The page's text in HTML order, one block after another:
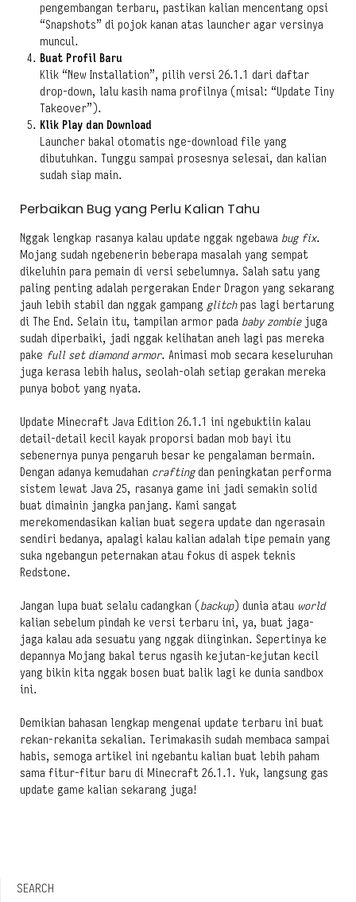
pengembangan terbaru, pastikan kalian mencentang opsi
“Snapshots” di pojok kanan atas launcher agar versinya
muncul.
Buat Profil Baru
Klik “New Installation”, pilih versi 26.1.1 dari daftar
drop-down, lalu kasih nama profilnya (misal: “Update Tiny
Takeover”).
Klik Play dan Download
Launcher bakal otomatis nge-download file yang
dibutuhkan. Tunggu sampai prosesnya selesai, dan kalian
sudah siap main.
Perbaikan Bug yang Perlu Kalian Tahu
Nggak lengkap rasanya kalau update nggak ngebawa bug fix.
Mojang sudah ngebenerin beberapa masalah yang sempat
dikeluhin para pemain di versi sebelumnya. Salah satu yang
paling penting adalah pergerakan Ender Dragon yang sekarang
jauh lebih stabil dan nggak gampang glitchpas lagi bertarung
di The End. Selain itu, tampilan armor pada baby zombiejuga
sudah diperbaiki, jadi nggak kelihatan aneh lagi pas mereka
pake full set diamond armor. Animasi mob secara keseluruhan
juga kerasa lebih halus, seolah-olah setiap gerakan mereka
punya bobot yang nyata.
Update Minecraft Java Edition 26.1.1 ini ngebuktiin kalau
detail-detail kecil kayak proporsi badan mob bayi itu
sebenernya punya pengaruh besar ke pengalaman bermain.
Dengan adanya kemudahan craftingdan peningkatan performa
sistem lewat Java 25, rasanya game ini jadi semakin solid
buat dimainin jangka panjang. Kami sangat
merekomendasikan kalian buat segera update dan ngerasain
sendiri bedanya, apalagi kalau kalian adalah tipe pemain yang
suka ngebangun peternakan atau fokus di aspek teknis
Redstone.
Jangan lupa buat selalu cadangkan (backup) dunia atau world
kalian sebelum pindah ke versi terbaru ini, ya, buat jaga-
jaga kalau ada sesuatu yang nggak diinginkan. Sepertinya ke
depannya Mojang bakal terus ngasih kejutan-kejutan kecil
yang bikin kita nggak bosen buat balik lagi ke dunia sandbox
ini.
Demikian bahasan lengkap mengenai update terbaru ini buat
rekan-rekanita sekalian. Terimakasih sudah membaca sampai
habis, semoga artikel ini ngebantu kalian buat lebih paham
sama fitur-fitur baru di Minecraft 26.1.1. Yuk, langsung gas
update game kalian sekarang juga!
SEARCH